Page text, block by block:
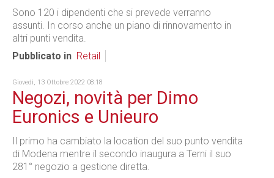
Sono 120 i dipendenti che si prevede verranno
assunti. In corso anche un piano di rinnovamento in
altri punti vendita.
Pubblicato in Retail
Giovedì, 13 Ottobre 2022 08:18
Negozi, novità per Dimo
Euronics e Unieuro
Il primo ha cambiato la location del suo punto vendita
di Modena mentre il secondo inaugura a Terni il suo
281° negozio a gestione diretta.